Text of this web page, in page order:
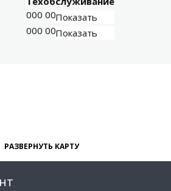
000 000-00-03
Показать
000 000-00-04
Показать
РАЗВЕРНУТЬ КАРТУ